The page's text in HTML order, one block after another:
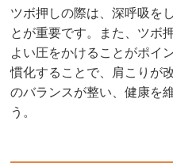
ツボ押しの際は、深呼吸を
とが重要です。また、ツボ
よい圧をかけることがポイ
慣化することで、肩こりが
のバランスが整い、健康を
う。